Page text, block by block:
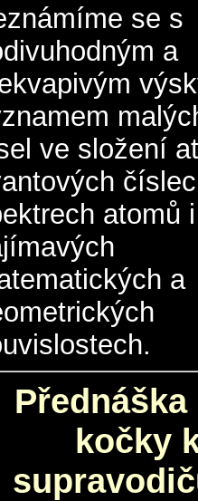
se s
a
ve složení
atomů i
a
kočky